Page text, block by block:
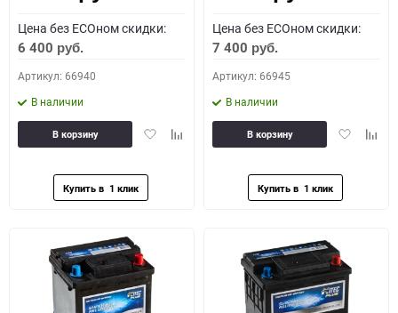
Цена без ECOном скидки:
6 400 руб.
Артикул: 66940
В наличии
ДобавитьДобавить
В корзину
Цена без ECOном скидки:
7 400 руб.
Артикул: 66945
В наличии
Добавить
В корзину